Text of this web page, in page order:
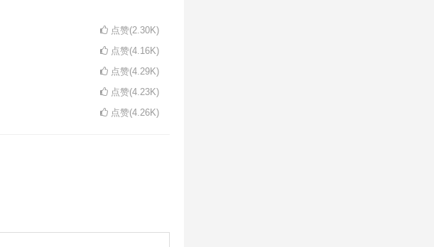
点赞(2.30K)
点赞(4.16K)
点赞(4.29K)
点赞(4.23K)
点赞(4.26K)